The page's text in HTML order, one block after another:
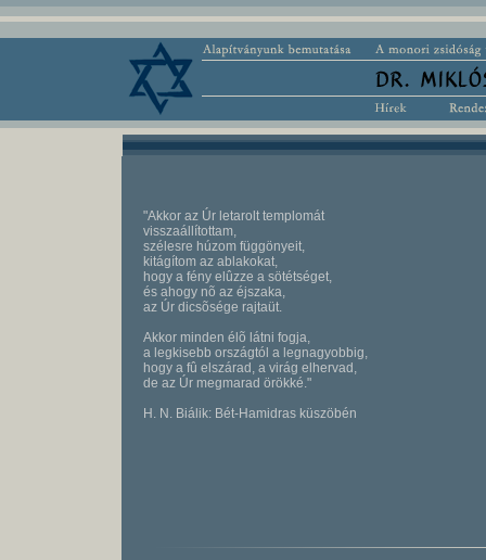
"Akkor az Úr letarolt templomát
visszaállítottam,
szélesre húzom függönyeit,
kitágítom az ablakokat,
hogy a fény elûzze a sötétséget,
és ahogy nõ az éjszaka,
az Úr dicsõsége rajtaüt.
Akkor minden élõ látni fogja,
a legkisebb országtól a legnagyobbig,
hogy a fû elszárad, a virág elhervad,
de az Úr megmarad örökké."
H. N. Biálik: Bét-Hamidras küszöbén